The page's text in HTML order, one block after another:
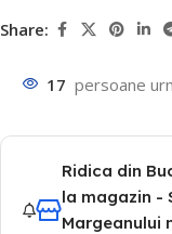
Share:
17 persoane
Ridica din
la magazin -
Margeanului